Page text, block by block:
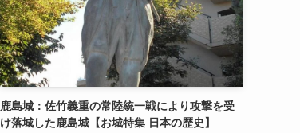
鹿島城：佐竹義重の常陸統一戦により攻撃を受
け落城した鹿島城【お城特集 日本の歴史】